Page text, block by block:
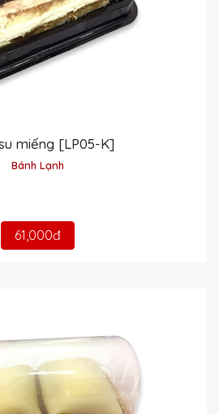
miếng [LP05-K]
Bánh Lạnh
61,000đ